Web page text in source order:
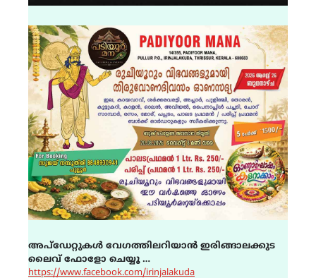
അപ്ഡേറ്റുകൾ വേഗത്തിലറിയാൻ ഇരിങ്ങാലക്കുട
ലൈവ് ഫോളോ ചെയ്യൂ …
https://www.facebook.com/irinjalakuda